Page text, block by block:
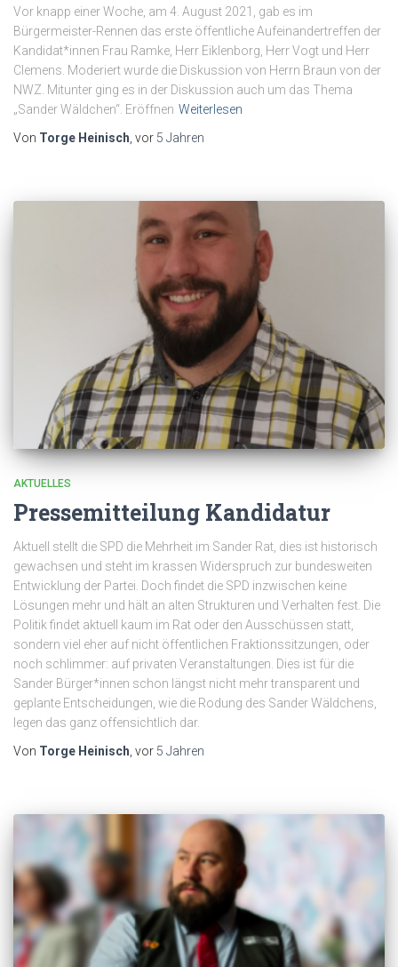
Vor knapp einer Woche, am 4. August 2021, gab es im
Bürgermeister-Rennen das erste öffentliche Aufeinandertreffen der
Kandidat*innen Frau Ramke, Herr Eiklenborg, Herr Vogt und Herr
Clemens. Moderiert wurde die Diskussion von Herrn Braun von der
NWZ. Mitunter ging es in der Diskussion auch um das Thema
„Sander Wäldchen“. Eröffnen Weiterlesen
Von Torge Heinisch, vor 5 Jahren
AKTUELLES
Pressemitteilung Kandidatur
Aktuell stellt die SPD die Mehrheit im Sander Rat, dies ist historisch
gewachsen und steht im krassen Widerspruch zur bundesweiten
Entwicklung der Partei. Doch findet die SPD inzwischen keine
Lösungen mehr und hält an alten Strukturen und Verhalten fest. Die
Politik findet aktuell kaum im Rat oder den Ausschüssen statt,
sondern viel eher auf nicht öffentlichen Fraktionssitzungen, oder
noch schlimmer: auf privaten Veranstaltungen. Dies ist für die
Sander Bürger*innen schon längst nicht mehr transparent und
geplante Entscheidungen, wie die Rodung des Sander Wäldchens,
legen das ganz offensichtlich dar.
Von Torge Heinisch , vor 5 Jahren